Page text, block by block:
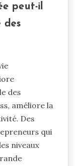
peut-il
des
des
améliore la
Des
qui
niveaux